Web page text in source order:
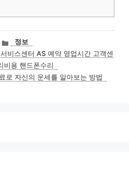
카
테
고
리
정보
비스센터 AS 예약 영업시간 고객센
비용 핸드폰수리
로 자신의 운세를 알아보는 방법